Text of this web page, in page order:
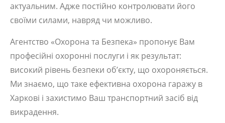
актуальним. Адже постійно контролювати його
своїми силами, навряд чи можливо.
Агентство «Охорона та Безпека» пропонує Вам
професійні охоронні послуги і як результат:
високий рівень безпеки об’єкту, що охороняється.
Ми знаємо, що таке ефективна охорона гаражу в
Харкові і захистимо Ваш транспортний засіб від
викрадення.